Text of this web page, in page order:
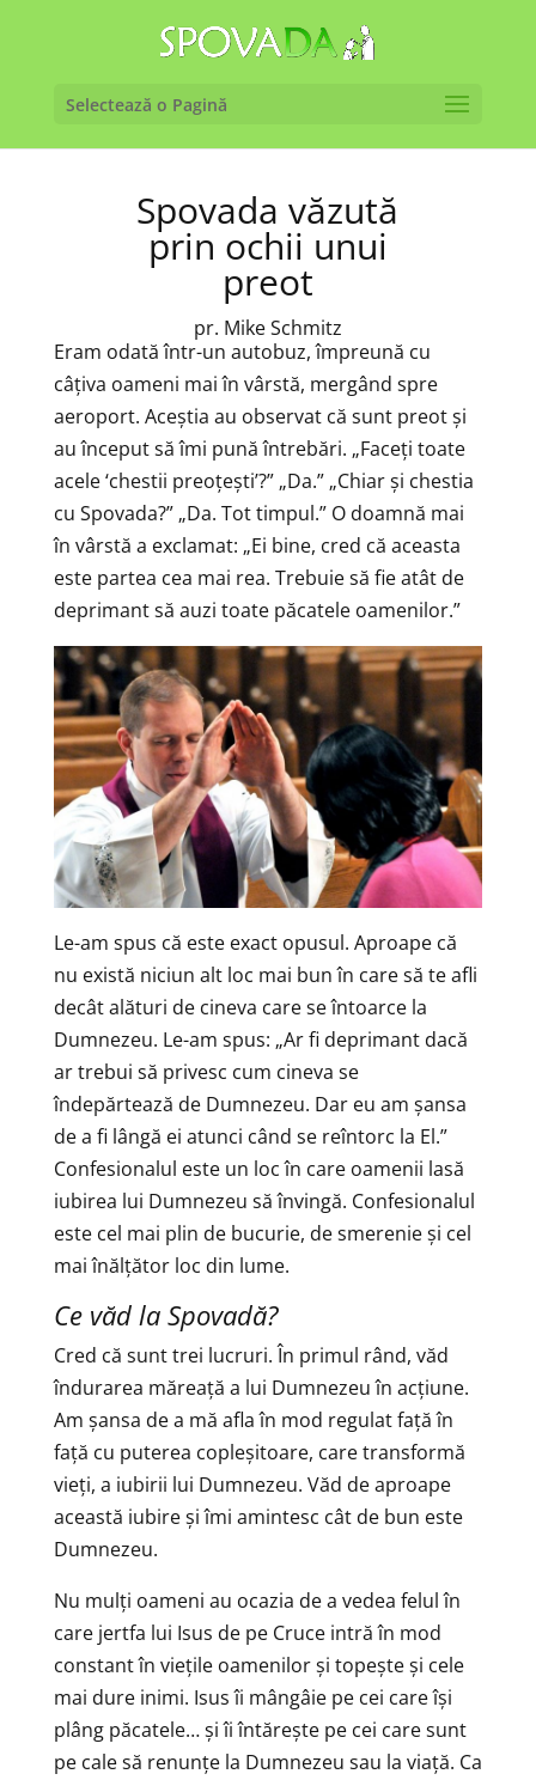
Selectează o Pagină
Spovada văzută
prin ochii unui
preot
pr. Mike Schmitz
Eram odată într-un autobuz, împreună cu
câțiva oameni mai în vârstă, mergând spre
aeroport. Aceștia au observat că sunt preot și
au început să îmi pună întrebări. „Faceți toate
acele ‘chestii preoțești’?” „Da.” „Chiar și chestia
cu Spovada?” „Da. Tot timpul.” O doamnă mai
în vârstă a exclamat: „Ei bine, cred că aceasta
este partea cea mai rea. Trebuie să fie atât de
deprimant să auzi toate păcatele oamenilor.”
Le-am spus că este exact opusul. Aproape că
nu există niciun alt loc mai bun în care să te afli
decât alături de cineva care se întoarce la
Dumnezeu. Le-am spus: „Ar fi deprimant dacă
ar trebui să privesc cum cineva se
îndepărtează de Dumnezeu. Dar eu am șansa
de a fi lângă ei atunci când se reîntorc la El.”
Confesionalul este un loc în care oamenii lasă
iubirea lui Dumnezeu să învingă. Confesionalul
este cel mai plin de bucurie, de smerenie și cel
mai înălțător loc din lume.
Ce văd la Spovadă?
Cred că sunt trei lucruri. În primul rând, văd
îndurarea măreață a lui Dumnezeu în acțiune.
Am șansa de a mă afla în mod regulat față în
față cu puterea copleșitoare, care transformă
vieți, a iubirii lui Dumnezeu. Văd de aproape
această iubire și îmi amintesc cât de bun este
Dumnezeu.
Nu mulți oameni au ocazia de a vedea felul în
care jertfa lui Isus de pe Cruce intră în mod
constant în viețile oamenilor și topește și cele
mai dure inimi. Isus îi mângâie pe cei care își
plâng păcatele… și îi întărește pe cei care sunt
pe cale să renunțe la Dumnezeu sau la viață. Ca